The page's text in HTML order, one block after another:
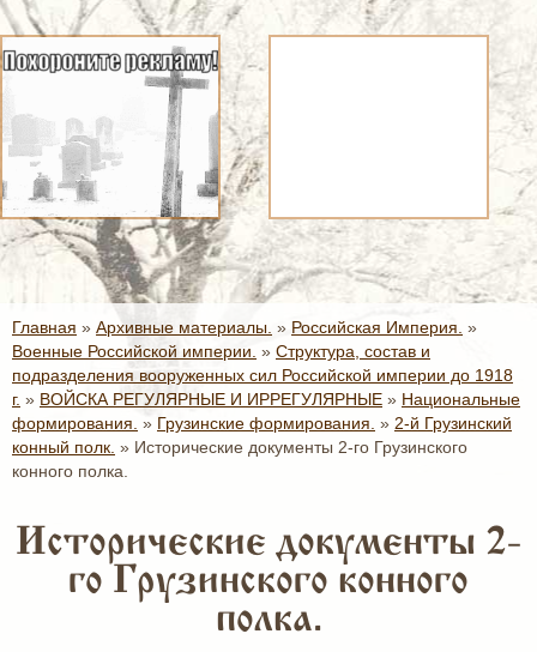
Главная » Архивные материалы. » Российская Империя. »
Военные Российской империи. » Структура, состав и
подразделения вооруженных сил Российской империи до 1918
г. » ВОЙСКА РЕГУЛЯРНЫЕ И ИРРЕГУЛЯРНЫЕ » Национальные
формирования. » Грузинские формирования. » 2-й Грузинский
конный полк. » Исторические документы 2-го Грузинского
конного полка.
Исторические документы 2-
го Грузинского конного
полка.